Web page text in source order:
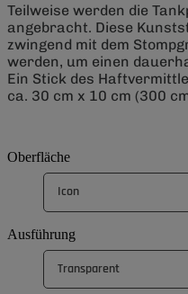
Teilweise werden die
angebracht. Diese
zwingend mit dem
werden, um einen
Ein Stick des
ca. 30 cm x 10 cm (300
Oberfläche
Icon
Ausführung
Transparent